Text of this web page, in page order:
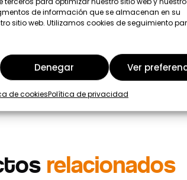
de información que se almacenan en su
sitio web. Utilizamos cookies de seguimiento
Denegar Ver
de cookiesPolítica de privacidad
relacionados